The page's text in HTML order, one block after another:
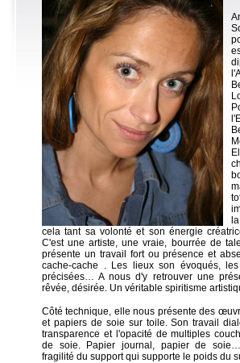
cela tant sa volonté et son énergie
C'est une artiste, une vraie, bourrée de
présente un travail fort ou présence et
cache-cache . Les lieux son évoqués,
précisées… A nous d'y retrouver une
rêvée, désirée. Un véritable spiritisme
Côté technique, elle nous présente des
et papiers de soie sur toile. Son travail
transparence et l'opacité de multiples
de soie. Papier journal, papier de
fragilité du support qui supporte le poids du